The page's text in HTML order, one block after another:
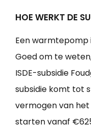
HOE WERKT DE
Een warmtepomp
Goed om te
ISDE-subsidie
subsidie komt tot
vermogen van het
starten vanaf